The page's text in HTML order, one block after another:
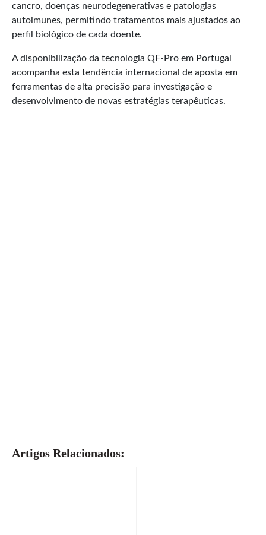
cancro, doenças neurodegenerativas e patologias
autoimunes, permitindo tratamentos mais ajustados ao
perfil biológico de cada doente.
A disponibilização da tecnologia QF-Pro em Portugal
acompanha esta tendência internacional de aposta em
ferramentas de alta precisão para investigação e
desenvolvimento de novas estratégias terapêuticas.
Artigos Relacionados: